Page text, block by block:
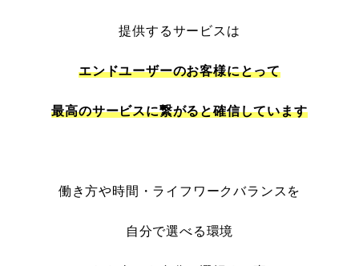
提供するサービスは
エンドユーザーのお客様にとって
最高のサービスに繋がると確信しています
働き方や時間・ライフワークバランスを
自分で選べる環境